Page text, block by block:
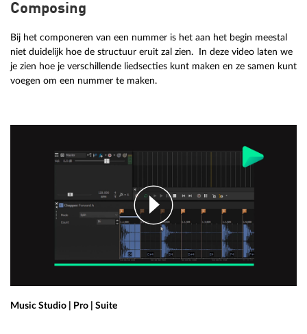
Composing
Bij het componeren van een nummer is het aan het begin meestal
niet duidelijk hoe de structuur eruit zal zien. In deze video laten we
je zien hoe je verschillende liedsecties kunt maken en ze samen kunt
voegen om een nummer te maken.
Music Studio | Pro | Suite